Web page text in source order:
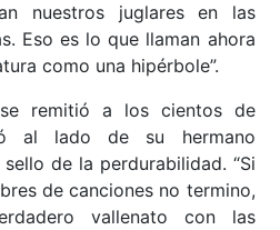
nuestros juglares en las
Eso es lo que llaman ahora
como una hipérbole”.
remitió a los cientos de
al lado de su hermano
de la perdurabilidad. “Si
de canciones no termino,
vallenato con las